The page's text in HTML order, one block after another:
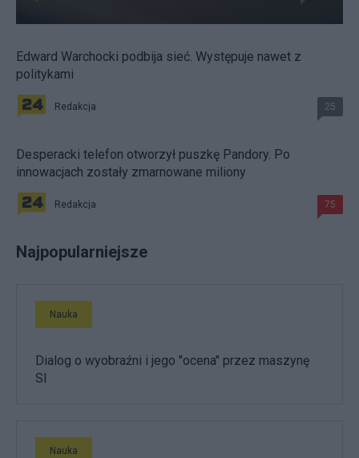
Edward Warchocki podbija sieć. Występuje nawet z
politykami
Redakcja 25
Desperacki telefon otworzył puszkę Pandory. Po
innowacjach zostały zmarnowane miliony
Redakcja 75
Najpopularniejsze
Nauka
Dialog o wyobraźni i jego "ocena" przez maszynę
SI
Nauka